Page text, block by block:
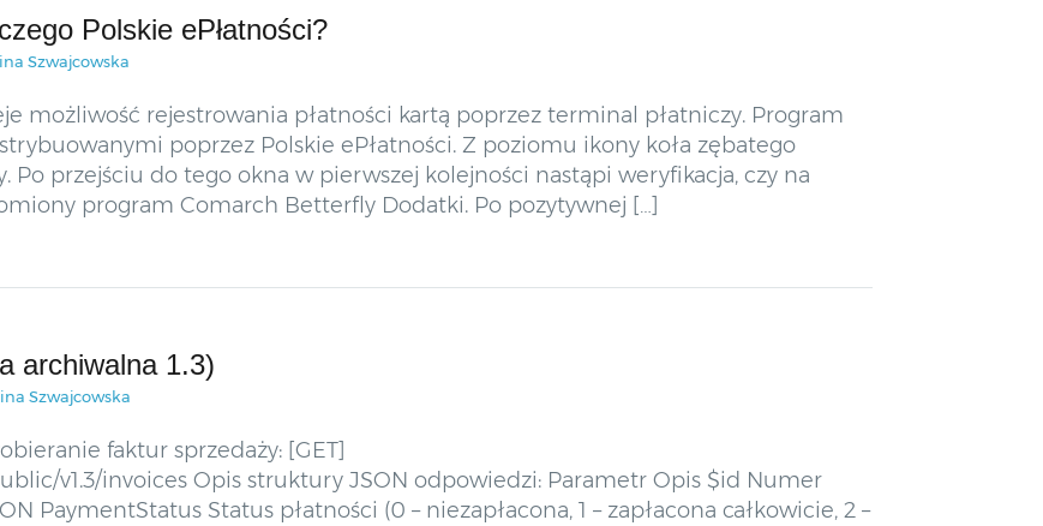
Polskie ePłatności?
Szwajcowska
możliwość rejestrowania płatności kartą poprzez terminal płatniczy. Program
poprzez Polskie ePłatności. Z poziomu ikony koła zębatego
Po przejściu do tego okna w pierwszej kolejności nastąpi weryfikacja, czy na
program Comarch Betterfly Dodatki. Po pozytywnej […]
archiwalna 1.3)
Szwajcowska
faktur sprzedaży: [GET]
v1.3/invoices Opis struktury JSON odpowiedzi: Parametr Opis $id Numer
PaymentStatus Status płatności (0 – niezapłacona, 1 – zapłacona całkowicie, 2 –